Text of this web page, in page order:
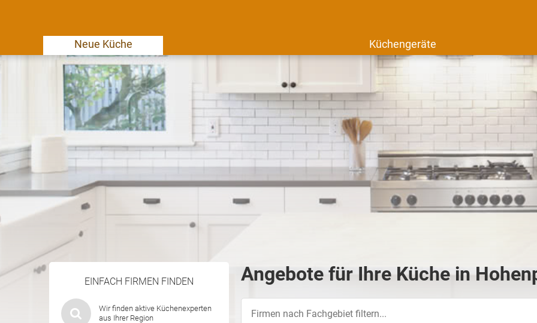
Neue Küche Küchengeräte
EINFACH FIRMEN FINDEN
Wir finden aktive Küchenexperten
aus Ihrer Region
Angebote für Ihre Küche in